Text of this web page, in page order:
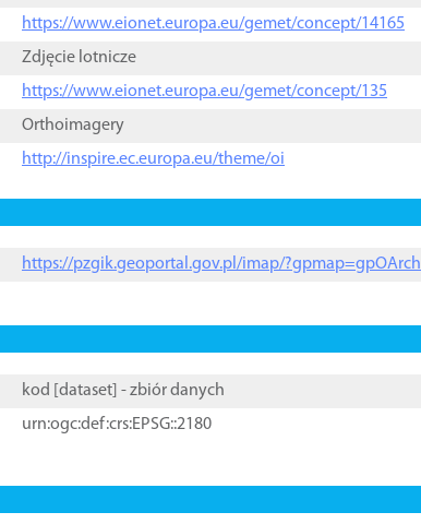
https://www.eionet.europa.eu/gemet/concept/14165
Zdjęcie lotnicze
https://www.eionet.europa.eu/gemet/concept/135
Orthoimagery
http://inspire.ec.europa.eu/theme/oi
https://pzgik.geoportal.gov.pl/imap/?gpmap=gpOArch
kod [ dataset ] - zbiór danych
urn:ogc:def:crs:EPSG::2180